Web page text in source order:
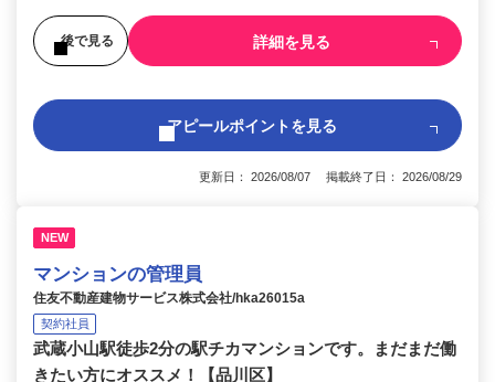
後で見る 詳細を見る
アピールポイントを見る
更新日： 2026/08/07 掲載終了日： 2026/08/29
NEW
マンションの管理員
住友不動産建物サービス株式会社/hka26015a
契約社員
武蔵小山駅徒歩2分の駅チカマンションです。まだまだ働
きたい方にオススメ！【品川区】